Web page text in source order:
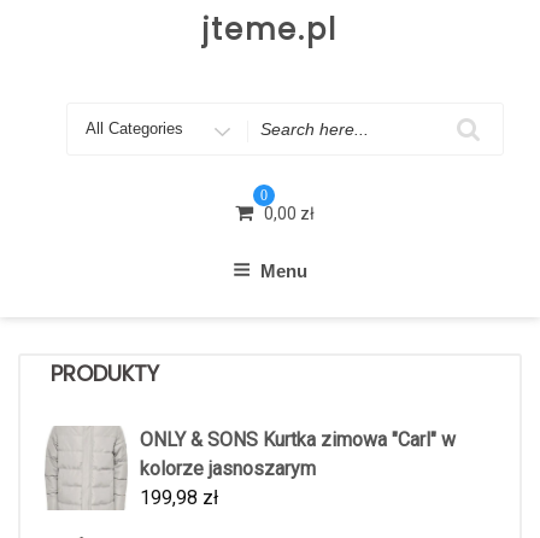
jteme.pl
Search
0
0,00 zł
Menu
PRODUKTY
ONLY & SONS Kurtka zimowa "Carl" w
kolorze jasnoszarym
199,98 zł